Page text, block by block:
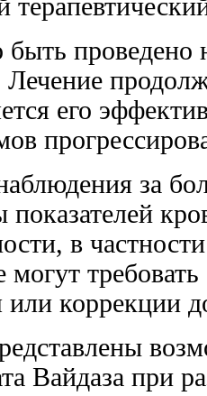
проведено
Лечение
его
за
показателей
в
могут
или коррекции
Вайдаза при